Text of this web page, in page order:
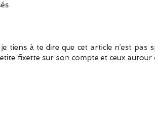
tiens à te dire que cet article n’est pas
fixette sur son compte et ceux autour